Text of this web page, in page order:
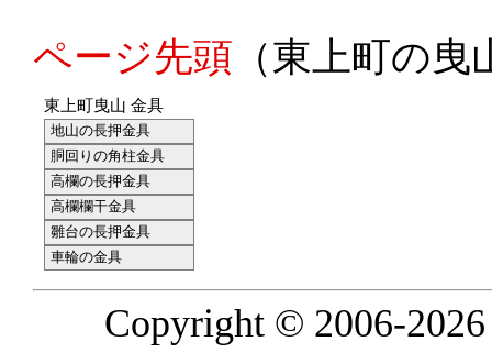
ページ先頭 （東上町の
東上町曳山 金具
地山の長押金具
胴回りの角柱金具
高欄の長押金具
高欄欄干金具
雛台の長押金具
車輪の金具
Copyright © 2006-